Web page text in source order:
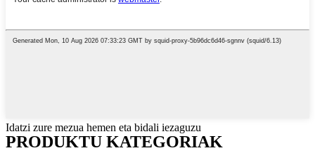
Idatzi zure mezua hemen eta bidali iezaguzu
PRODUKTU KATEGORIAK